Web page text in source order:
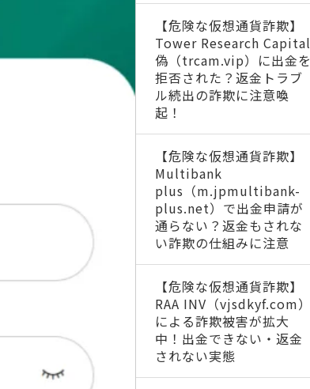
【危険な仮想通貨詐欺】
Tower Research Capital
偽（trcam.vip）に出金を
拒否された？返金トラブ
ル続出の詐欺に注意喚
起！
【危険な仮想通貨詐欺】
Multibank
plus（m.jpmultibank-
plus.net）で出金申請が
通らない？返金もされな
い詐欺の仕組みに注意
【危険な仮想通貨詐欺】
RAA INV（vjsdkyf.com）
による詐欺被害が拡大
中！出金できない・返金
されない実態